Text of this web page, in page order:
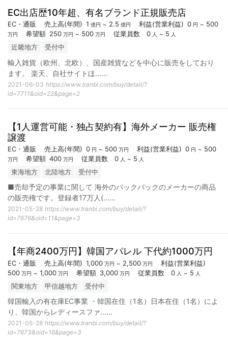
EC出店歴10年超、有名ブランド正規販売店
EC・通販 売上高(年間) 1 億円 ~ 2.5 億円 利益(営業利益) 0 円 ~ 500
万円 希望額 250 万円 ~ 500 万円 従業員数 0 人 ~ 5 人
近畿地方 受付中
輸入雑貨（欧州、北欧）、国産雑貨などを中心に販売をしており
ます。 楽天、自社サイトほ......
2021-06-03 https://www.tranbi.com/buy/detail/?
id=7711&oid=22&page=2
【1人運営可能・独占契約有】海外メーカー 販売権
譲渡
EC・通販 売上高(年間) 0 円 ~ 500 万円 利益(営業利益) 0 円 ~ 500
万円 希望額 400 万円 従業員数 0 人 ~ 5 人
東海地方 北陸地方 受付中
■売却予定の事業に関して 海外のバックパックのメーカーの商品
の販売権です。登録者17万人(......
2021-05-28 https://www.tranbi.com/buy/detail/?
id=7676&oid=11&page=3
【年商2400万円】韓国アパレル 下代約1000万円
EC・通販 売上高(年間) 1,000 万円 ~ 2,500 万円 利益(営業利益)
500 万円 ~ 1,000 万円 希望額 3,000 万円 従業員数 0 人 ~ 5 人
関東地方 甲信越地方 受付中
韓国輸入の有在庫EC事業 ・韓国在住（1名）日本在住（1名）によ
り、韓国からレディースファ......
2021-05-28 https://www.tranbi.com/buy/detail/?
id=7673&oid=16&page=3